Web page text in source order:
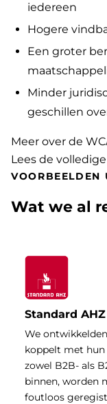
iedereen
Hogere
Een groter
Minder
geschillen
Meer over de
Lees de
Wat we al
Standard AHZ
We
koppelt met hun
zowel B2B- als
binnen, worden
foutloos